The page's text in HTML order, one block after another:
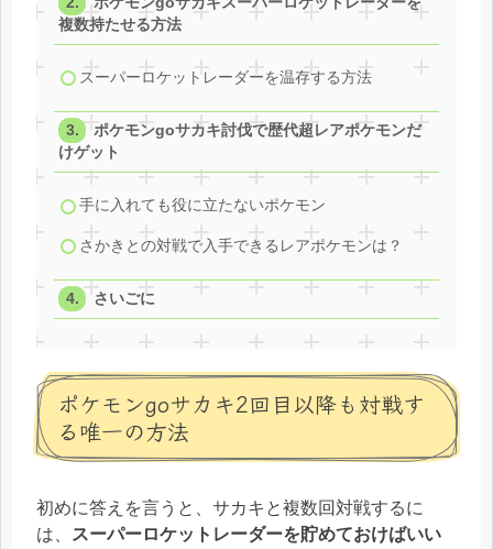
複数持たせる方法
スーパーロケットレーダーを温存する方法
ポケモンgoサカキ討伐で歴代超レアポケモンだ
けゲット
手に入れても役に立たないポケモン
さかきとの対戦で入手できるレアポケモンは？
さいごに
ポケモンgoサカキ2回目以降も対戦す
る唯一の方法
初めに答えを言うと、サカキと複数回対戦するに
は、
スーパーロケットレーダーを貯めておけばいい